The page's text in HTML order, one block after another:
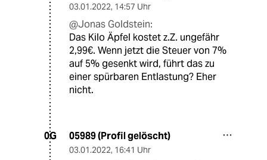
03.01.2022, 14:57 Uhr
@Jonas Goldstein:
Das Kilo Äpfel kostet z.Z. ungefähr
2,99€. Wenn jetzt die Steuer von 7%
auf 5% gesenkt wird, führt das zu
einer spürbaren Entlastung? Eher
nicht.
0G 05989 (Profil gelöscht)
03.01.2022, 16:41 Uhr